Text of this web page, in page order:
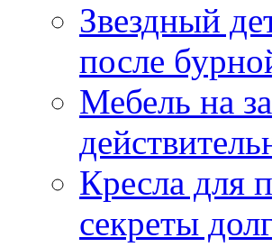
Звездный
после
Мебель на
Кресла для
секреты